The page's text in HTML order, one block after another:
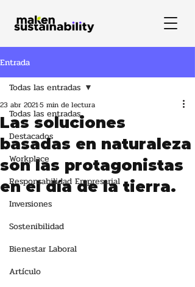
Entrada
Todas las entradas
Destacados
Workplace
Responsabilidad Empresarial
Inversiones
Sostenibilidad
Bienestar Laboral
Artículo
Todas las entradas
Las soluciones
basadas en naturaleza
son las protagonistas
en el día de la tierra.
23 abr 20215 min de lectura